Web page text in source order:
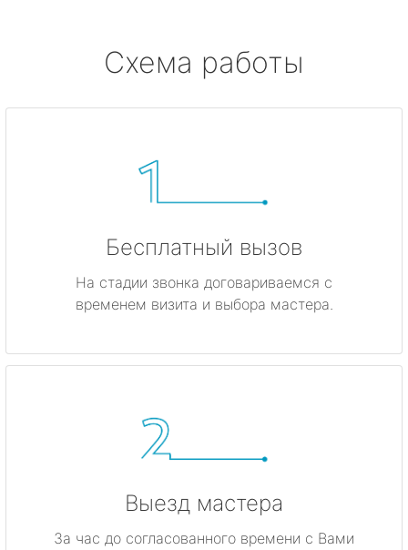
Схема работы
Бесплатный вызов
На стадии звонка договариваемся с
временем визита и выбора мастера.
Выезд мастера
За час до согласованного времени с Вами